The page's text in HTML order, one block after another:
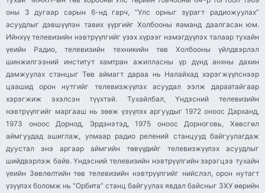
оны 3 дугаар сарын 6-нд гарч, “Улс орныг зурагт радиожуулах”
асуудлыг дэвшүүлэн тавих үүргийг Холбооны яаманд даалгасан юм.
Ийнхүү телевизийн нэвтрүүлгийг үзэх хүрээг нэмэгдүүлэх талаар тухайн
үеийн Радио, телевизийн техникийн төв Холбооны үйлдвэрлэл
шинжилгээний институт хамтран ажилласны үр дүнд анхны дахин
дамжуулах станцыг Төв аймагт дараа нь Налайхад хэрэгжүүлснээр
цаашид орон нутгийг телевизжүүлэх асуудал ээлж дараатайгаар
хэрэгжиж эхэлсэн түүхтэй. Тухайлбал, Үндэсний телевизийн
нэвтрүүлгийг маргааш нь зөөж үзүүлэх аргуудыг 1972 оноос Дарханд,
1973 оноос Дорнод, Эрдэнэтэд, 1975 оноос Дорноговь, Хөвсгөл
аймгуудад ашиглаж, улмаар радио релений станцууд байгуулагдаж
дуустал энэ аргаар аймгийн төвүүдийг телевизжүүлэх асуудлыг
шийдвэрлэж байв. Үндэсний телевизийн нэвтрүүлгийн зэрэгцээ тухайн
үеийн Зөвлөлтийн төв телевизийн нэвтрүүлгийг нийслэл, орон нутагт
үзүүлэх боломж нь “Орбита” станц байгуулах явдал байсныг ЗХУ өөрийн